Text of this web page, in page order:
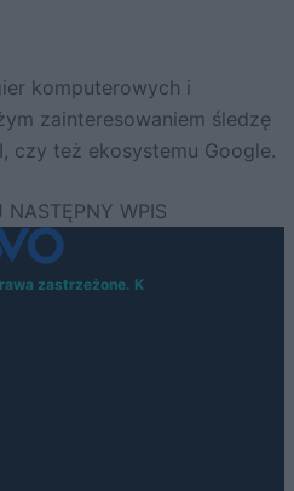
komputerowych i
zainteresowaniem śledzę
czy też ekosystemu Google.
zastrzeżone. K